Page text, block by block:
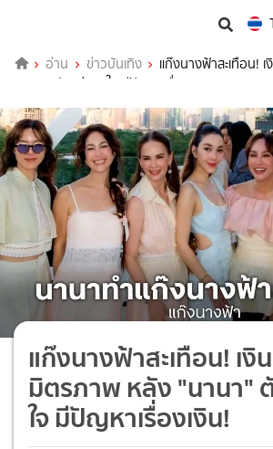
อ่าน ข่าวบันเทิง
แก๊งนางฟ้าสะเทือน!
"นานา" ตัวแม่กาวใจ มีปัญหาเรื่องเงิน!
แก๊งนางฟ้าสะเทือน! เงิ
มิตรภาพ หลัง "นานา"
ใจ มีปัญหาเรื่องเงิน!